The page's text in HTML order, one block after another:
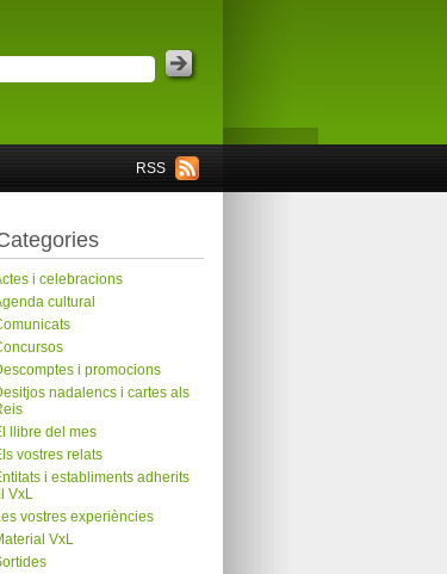
RSS
i celebracions
cultural
i promocions
nadalencs i cartes als
llibre del mes
vostres relats
i establiments adherits
VxL
vostres experiències
VxL